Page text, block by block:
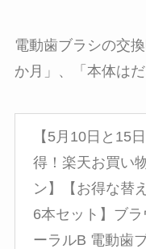
電動歯ブラシの交
か月」、「本体は
【5月10日と15
得！楽天お買い
ン】【お得な替
6本セット】ブラ
ーラルB 電動歯